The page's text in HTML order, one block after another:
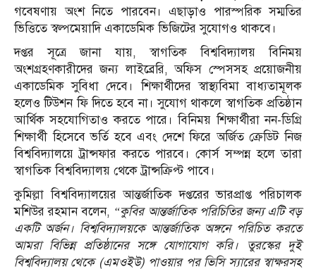
গবেষণায় অংশ নিতে পারবেন। এছাড়াও পারস্পরিক সম্মতির
ভিত্তিতে স্বল্পমেয়াদি একাডেমিক ভিজিটের সুযোগও থাকবে।
দপ্তর সূত্রে জানা যায়, স্বাগতিক বিশ্ববিদ্যালয় বিনিময়
অংশগ্রহণকারীদের জন্য লাইব্রেরি, অফিস স্পেসসহ প্রয়োজনীয়
একাডেমিক সুবিধা দেবে। শিক্ষার্থীদের স্বাস্থ্যবিমা বাধ্যতামূলক
হলেও টিউশন ফি দিতে হবে না। সুযোগ থাকলে স্বাগতিক প্রতিষ্ঠান
আর্থিক সহযোগিতাও করতে পারে। বিনিময় শিক্ষার্থীরা নন-ডিগ্রি
শিক্ষার্থী হিসেবে ভর্তি হবে এবং দেশে ফিরে অর্জিত ক্রেডিট নিজ
বিশ্ববিদ্যালয়ে ট্রান্সফার করতে পারবে। কোর্স সম্পন্ন হলে তারা
স্বাগতিক বিশ্ববিদ্যালয় থেকে ট্রান্সক্রিপ্ট পাবে।
কুমিল্লা বিশ্ববিদ্যালয়ের আন্তর্জাতিক দপ্তরের ভারপ্রাপ্ত পরিচালক
মশিউর রহমান বলেন, “কুবির আন্তর্জাতিক পরিচিতির জন্য এটি বড়
একটি অর্জন। বিশ্ববিদ্যালয়কে আন্তর্জাতিক অঙ্গনে পরিচিত করতে
আমরা বিভিন্ন প্রতিষ্ঠানের সঙ্গে যোগাযোগ করি। তুরস্কের দুই
বিশ্ববিদ্যালয় থেকে (এমওইউ) পাওয়ার পর ভিসি স্যারের স্বাক্ষরসহ